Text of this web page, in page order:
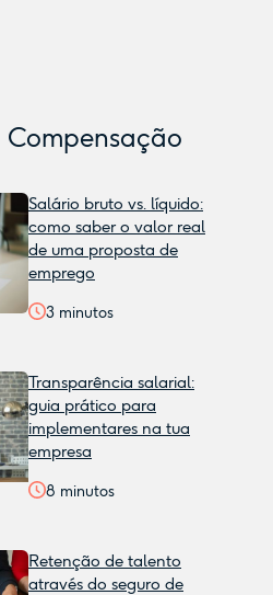
Compensação
Salário bruto vs. líquido:
como saber o valor real
de uma proposta de
emprego
3 minutos
Transparência salarial:
guia prático para
implementares na tua
empresa
8 minutos
Retenção de talento
através do seguro de